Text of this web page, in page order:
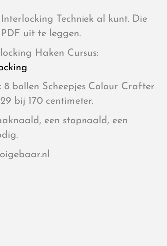
Techniek al kunt. Die
uit te leggen.
Haken Cursus:
bollen Scheepjes Colour Crafter
bij 170 centimeter.
een stopnaald, een